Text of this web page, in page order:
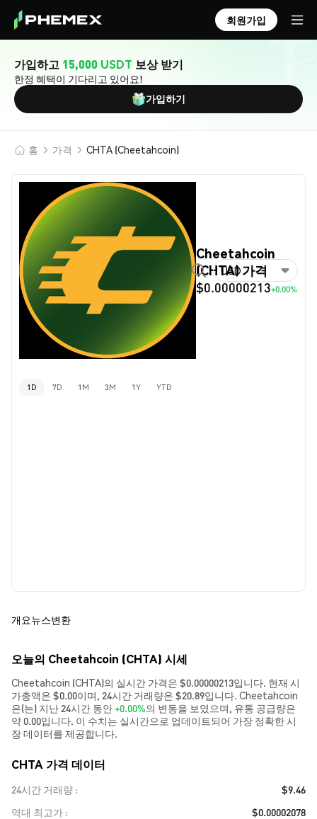
회원가입
가입하고 15,000 USDT 보상 받기
한정 혜택이 기다리고 있어요!
가입하기
홈 가격 CHTA (Cheetahcoin)
Cheetahcoin
(CHTA) 가격
$0.00000213+0.00%
USD
1D 7D 1M 3M 1Y YTD
개요뉴스변환
오늘의 Cheetahcoin (CHTA) 시세
Cheetahcoin (CHTA)의 실시간 가격은 $0.00000213입니다. 현재 시
가총액은 $0.00이며, 24시간 거래량은 $20.89입니다. Cheetahcoin
은(는) 지난 24시간 동안+0.00%의 변동을 보였으며, 유통 공급량은
약 0.00입니다. 이 수치는 실시간으로 업데이트되어 가장 정확한 시
장 데이터를 제공합니다.
CHTA 가격 데이터
24시간 거래량
$9.46
역대 최고가
$0.00002078